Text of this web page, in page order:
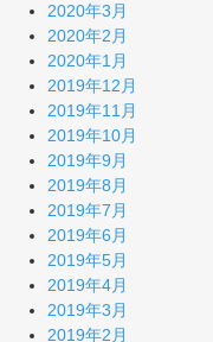
2020年3月
2020年2月
2020年1月
2019年12月
2019年11月
2019年10月
2019年9月
2019年8月
2019年7月
2019年6月
2019年5月
2019年4月
2019年3月
2019年2月